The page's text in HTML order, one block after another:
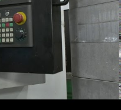
خريطة
الموقع
PRIVACY
POLICY